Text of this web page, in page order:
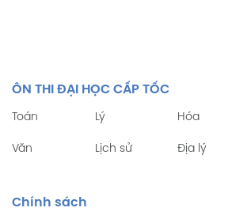
ÔN THI ĐẠI HỌC CẤP TỐC
Toán Lý Hóa
Văn Lịch sử Địa lý
Chính sách